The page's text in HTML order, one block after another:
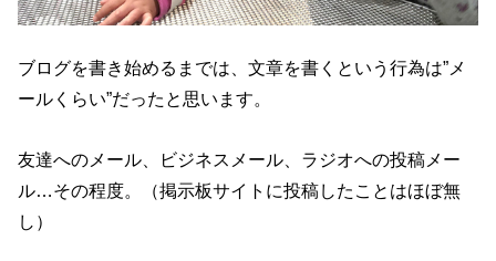
ブログを書き始めるまでは、文章を書くという行為は”メ
ールくらい”だったと思います。
友達へのメール、ビジネスメール、ラジオへの投稿メー
ル…その程度。（掲示板サイトに投稿したことはほぼ無
し）